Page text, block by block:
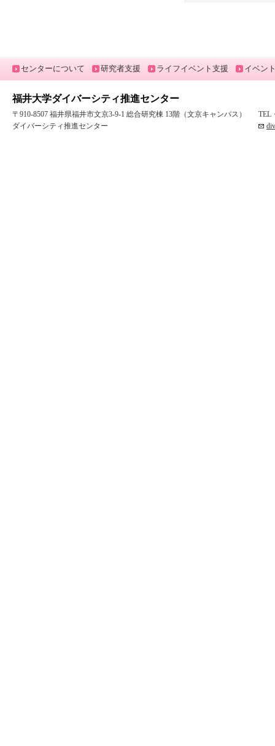
センターについて 研究者支援 ライフイベント支援 イベン
福井大学ダイバーシティ推進センター
〒910-8507 福井県福井市文京3-9-1 総合研究棟 13階（文京キャンパス）
ダイバーシティ推進センター
TEL